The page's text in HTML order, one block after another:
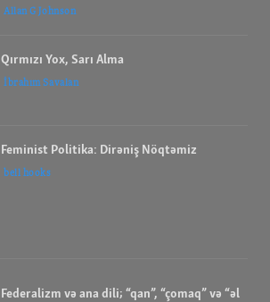
Allan G Johnson
Qırmızı Yox, Sarı Alma
İbrahım Savalan
Feminist Politika: Dirəniş Nöqtəmiz
bell hooks
Federalizm və ana dili; “qan”, “çomaq” və “əl